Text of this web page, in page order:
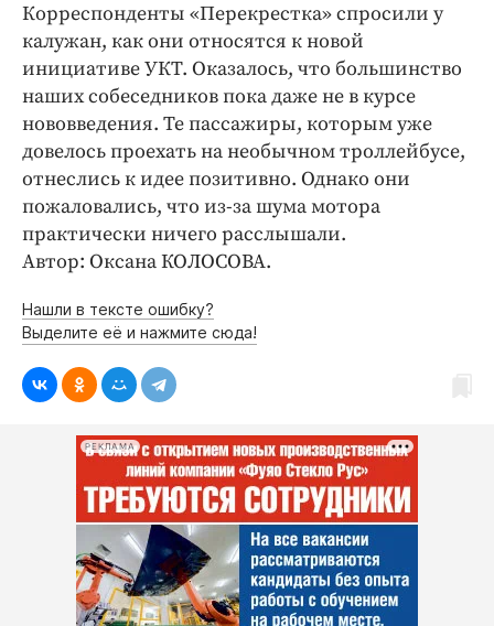
Корреспонденты «Перекрестка» спросили у
калужан, как они относятся к новой
инициативе УКТ. Оказалось, что большинство
наших собеседников пока даже не в курсе
нововведения. Те пассажиры, которым уже
довелось проехать на необычном троллейбусе,
отнеслись к идее позитивно. Однако они
пожаловались, что из-за шума мотора
практически ничего расслышали.
Автор: Оксана КОЛОСОВА.
Нашли в тексте ошибку?
Выделите её и нажмите сюда!
РЕКЛАМА